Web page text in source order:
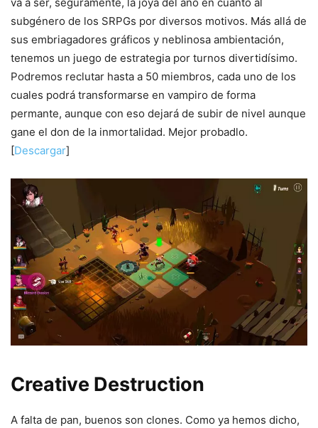
subgénero de los SRPGs por diversos motivos. Más allá de
sus embriagadores gráficos y neblinosa ambientación,
tenemos un juego de estrategia por turnos divertidísimo.
Podremos reclutar hasta a 50 miembros, cada uno de los
cuales podrá transformarse en vampiro de forma
permante, aunque con eso dejará de subir de nivel aunque
gane el don de la inmortalidad. Mejor probadlo.
[Descargar]
Creative Destruction
A falta de pan, buenos son clones. Como ya hemos dicho,